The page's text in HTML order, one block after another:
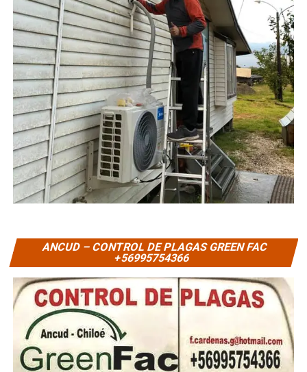
ANCUD – CONTROL DE PLAGAS GREEN FAC
+56995754366